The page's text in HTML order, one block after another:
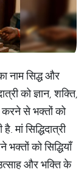
नाम सिद्ध और
को ज्ञान, शक्ति,
करने से भक्तों को
मां सिद्धिदात्री
को सिद्धियाँ
और भक्ति के